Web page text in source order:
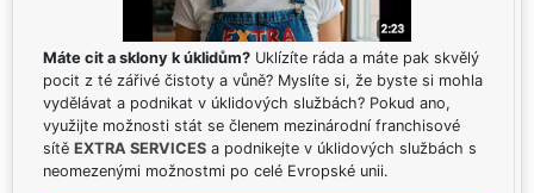
Máte cit a sklony k úklidům? Uklízíte ráda a máte pak skvělý
pocit z té zářivé čistoty a vůně? Myslíte si, že byste si mohla
vydělávat a podnikat v úklidových službách? Pokud ano,
využijte možnosti stát se členem mezinárodní franchisové
sítě EXTRA SERVICES a podnikejte v úklidových službách s
neomezenými možnostmi po celé Evropské unii.